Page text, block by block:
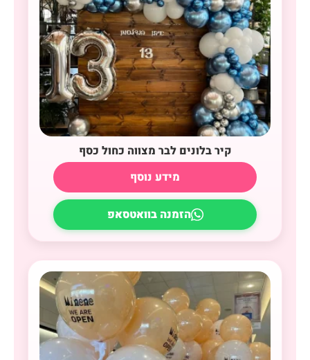
קיר בלונים לבר מצווה כחול כסף
מידע נוסף
הזמנה בוואטסאפ